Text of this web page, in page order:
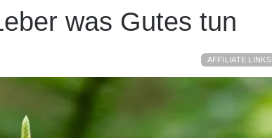
was Gutes tun
AFFILIATE LINKS